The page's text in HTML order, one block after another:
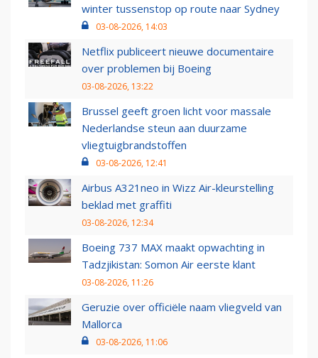
winter tussenstop op route naar Sydney
03-08-2026, 14:03
Netflix publiceert nieuwe documentaire
over problemen bij Boeing
03-08-2026, 13:22
Brussel geeft groen licht voor massale
Nederlandse steun aan duurzame
vliegtuigbrandstoffen
03-08-2026, 12:41
Airbus A321neo in Wizz Air-kleurstelling
beklad met graffiti
03-08-2026, 12:34
Boeing 737 MAX maakt opwachting in
Tadzjikistan: Somon Air eerste klant
03-08-2026, 11:26
Geruzie over officiële naam vliegveld van
Mallorca
03-08-2026, 11:06